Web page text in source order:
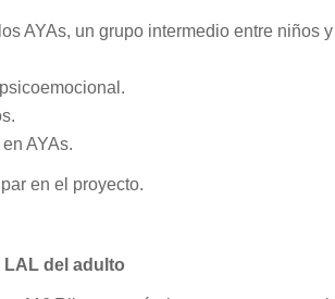
AYAs, un grupo intermedio entre niños y
AYAs.
en el proyecto.
LAL del adulto